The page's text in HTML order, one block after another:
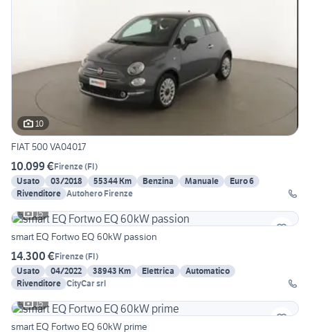
10
FIAT 500 VA04017
10.099 €Firenze(FI)
Usato
03/2018 55344 Km Benzina Manuale
Euro 6
Rivenditore Autohero Firenze
15
smart EQ Fortwo EQ 60kW passion
14.300 €Firenze(FI)
Usato
04/2022 38943 Km Elettrica
Automatico
Rivenditore CityCar srl
15
smart EQ Fortwo EQ 60kW prime